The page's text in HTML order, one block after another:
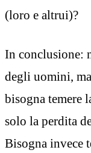
(loro e altrui)?
In conclusione:
degli uomini,
bisogna temere
solo la perdita
Bisogna invece